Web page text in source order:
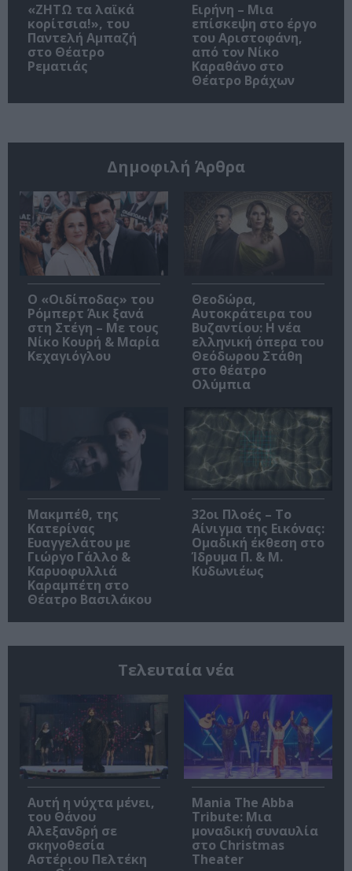
«ΖΗΤΩ τα λαϊκά
κορίτσια!», του
Παντελή Αμπαζή
στο Θέατρο
Ρεματιάς
Ειρήνη – Μια
επίσκεψη στο έργο
του Αριστοφάνη,
από τον Νίκο
Καραθάνο στο
Θέατρο Βράχων
Δημοφιλή Άρθρα
O «Οιδίποδας» του
Ρόμπερτ Άικ ξανά
στη Στέγη – Με τους
Νίκο Κουρή & Μαρία
Κεχαγιόγλου
Θεοδώρα,
Αυτοκράτειρα του
Βυζαντίου: Η νέα
ελληνική όπερα του
Θεόδωρου Στάθη
στο θέατρο
Ολύμπια
Μακμπέθ, της
Κατερίνας
Ευαγγελάτου με
Γιώργο Γάλλο &
Καρυοφυλλιά
Καραμπέτη στο
Θέατρο Βασιλάκου
32οι Πλοές – Το
Αίνιγμα της Εικόνας:
Ομαδική έκθεση στο
Ίδρυμα Π. & Μ.
Κυδωνιέως
Τελευταία νέα
Αυτή η νύχτα μένει,
του Θάνου
Αλεξανδρή σε
σκηνοθεσία
Αστέριου Πελτέκη
Mania The Abba
Tribute: Μια
μοναδική συναυλία
στο Christmas
Theater